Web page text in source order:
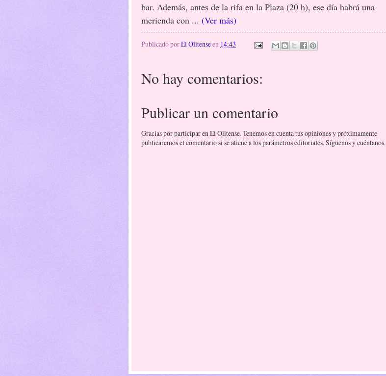
bar. Además, antes de la rifa en la Plaza (20 h), ese día habrá una
merienda con ... (Ver más)
Publicado porEl Olitenseen 14:43
No hay comentarios:
Publicar un comentario
Gracias por participar en El Olitense. Tenemos en cuenta tus opiniones y próximamente
publicaremos el comentario si se atiene a los parámetros editoriales. Síguenos y cuéntanos.